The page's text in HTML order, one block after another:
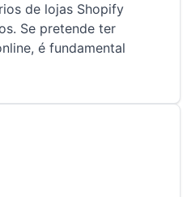
de lojas Shopify
Se pretende ter
é fundamental